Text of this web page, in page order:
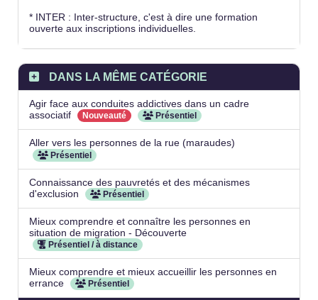
* INTER : Inter-structure, c'est à dire une formation
ouverte aux inscriptions individuelles.
DANS LA MÊME CATÉGORIE
Agir face aux conduites addictives dans un cadre
associatif
Nouveauté Présentiel
Aller vers les personnes de la rue (maraudes)
Présentiel
Connaissance des pauvretés et des mécanismes
d'exclusion
Présentiel
Mieux comprendre et connaître les personnes en
situation de migration - Découverte
Présentiel / à distance
Mieux comprendre et mieux accueillir les personnes en
errance
Présentiel